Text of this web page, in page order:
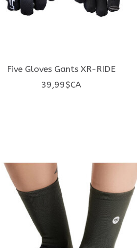
Five Gloves Gants XR-RIDE
39,99$CA